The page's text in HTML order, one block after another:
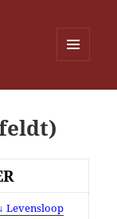
WIDGETS
↓ Levensloop